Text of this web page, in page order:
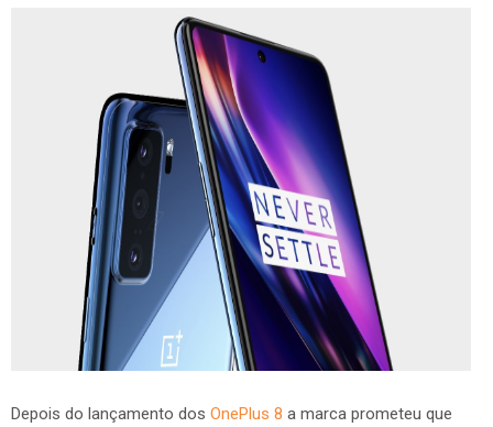
Depois do lançamento dos OnePlus 8 a marca prometeu que